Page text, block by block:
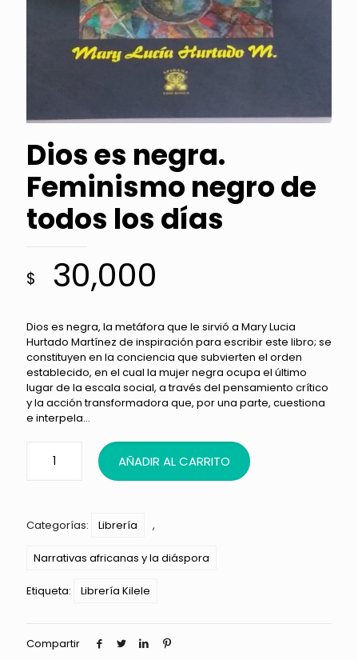
Dios es negra.
Feminismo negro de
todos los días
$ 30,000
Dios es negra, la metáfora que le sirvió a Mary Lucia
Hurtado Martínez de inspiración para escribir este libro; se
constituyen en la conciencia que subvierten el orden
establecido, en el cual la mujer negra ocupa el último
lugar de la escala social, a través del pensamiento crítico
y la acción transformadora que, por una parte, cuestiona
e interpela…
AÑADIR AL CARRITO
Categorías: Librería ,
Narrativas africanas y la diáspora
Etiqueta: Librería Kilele
Compartir